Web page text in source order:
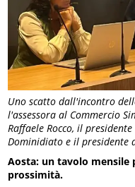
Uno scatto dall'incontro
l'assessora al Commercio
Raffaele Rocco, il
Dominidiato e il presidente
Aosta: un tavolo mensile
prossimità.